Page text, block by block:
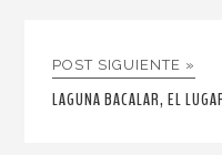
POST SIGUIENTE »
LAGUNA BACALAR, EL